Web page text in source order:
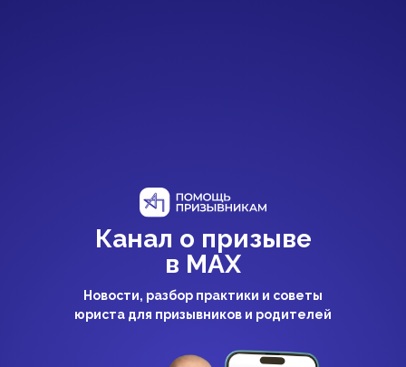
Новости, разбор практики и советы
юриста для призывников и родителей
Канал о призыве
в MAX